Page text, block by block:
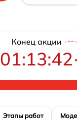
Конец акции
01:13:41
Этапы работ